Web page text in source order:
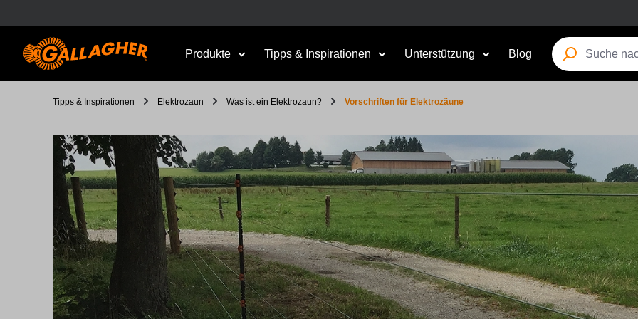
Produkte Tipps & Inspirationen Unterstützung Blog
Tipps & Inspirationen Elektrozaun Was ist ein Elektrozaun? Vorschriften für Elektrozäune